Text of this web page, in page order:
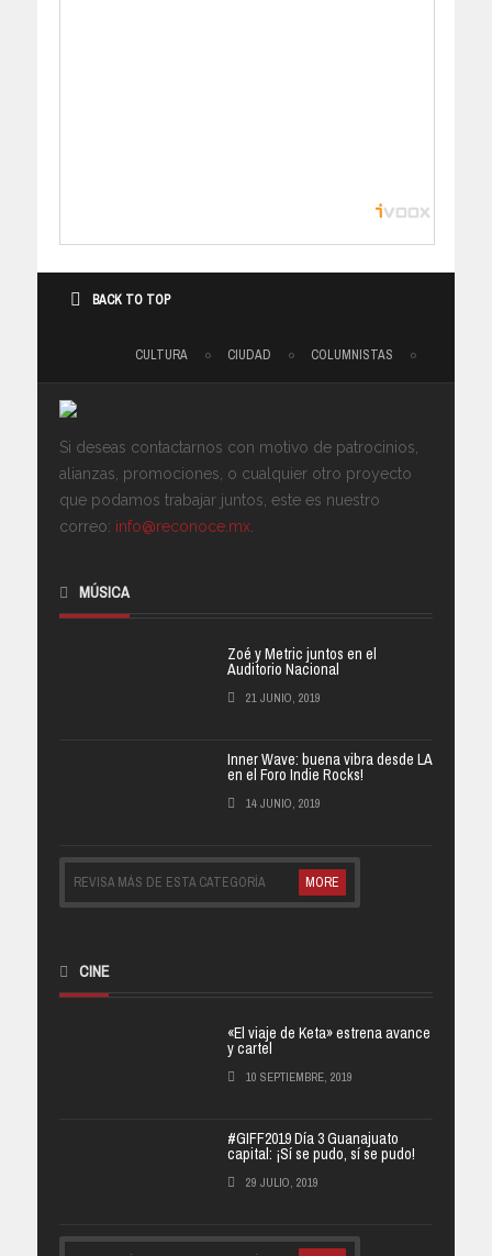
BACK TO TOP
CULTURA CIUDAD COLUMNISTAS
Si deseas contactarnos con motivo de patrocinios,
alianzas, promociones, o cualquier otro proyecto
que podamos trabajar juntos, este es nuestro
correo: info@reconoce.mx
MÚSICA
Zoé y Metric juntos en el
Auditorio Nacional
21 JUNIO, 2019
Inner Wave: buena vibra desde LA
en el Foro Indie Rocks!
14 JUNIO, 2019
REVISA MÁS DE ESTA CATEGORÍA MORE
CINE
«El viaje de Keta» estrena avance
y cartel
10 SEPTIEMBRE, 2019
#GIFF2019 Día 3 Guanajuato
capital: ¡Sí se pudo, sí se pudo!
29 JULIO, 2019